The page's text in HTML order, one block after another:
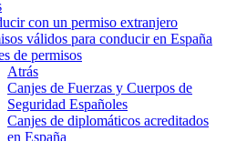
con un permiso extranjero
válidos para conducir en España
de permisos
Atrás
Canjes de Fuerzas y Cuerpos de
Seguridad Españoles
Canjes de diplomáticos acreditados
en España